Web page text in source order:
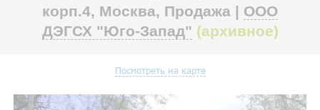
корп.4, Москва, Продажа | ООО
ДЭГСХ "Юго-Запад" (архивное)
Посмотреть на карте